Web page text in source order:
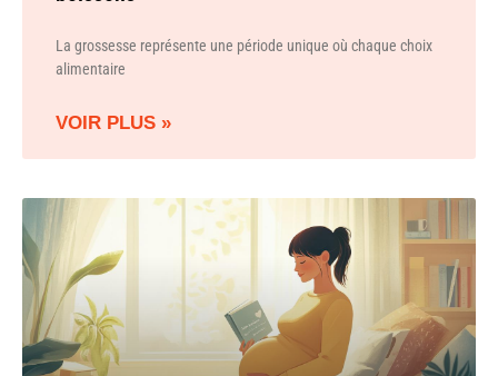
La grossesse représente une période unique où chaque choix
alimentaire
VOIR PLUS »